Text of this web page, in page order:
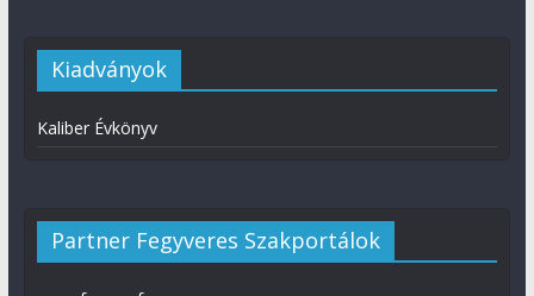
Kiadványok
Kaliber Évkönyv
Partner Fegyveres Szakportálok